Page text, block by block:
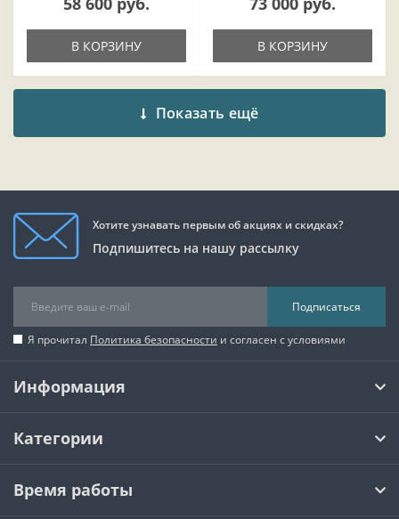
В КОРЗИНУ В КОРЗИНУ
Показать ещё
Хотите узнавать первым об акциях и скидках?
Подпишитесь на нашу рассылку
Подписаться
Я прочитал Политика безопасности и согласен с условиями
Информация
Категории
Время работы